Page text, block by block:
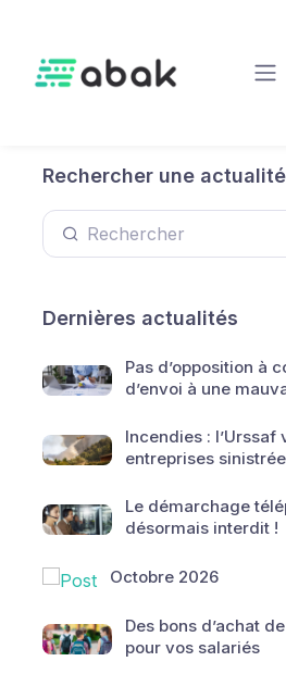
Rechercher une actualité
Dernières actualités
Pas d’opposition à
d’envoi à une
Incendies : l’Urssaf
entreprises
Le démarchage
désormais interdit !
Octobre 2026
Des bons d’achat
pour vos salariés